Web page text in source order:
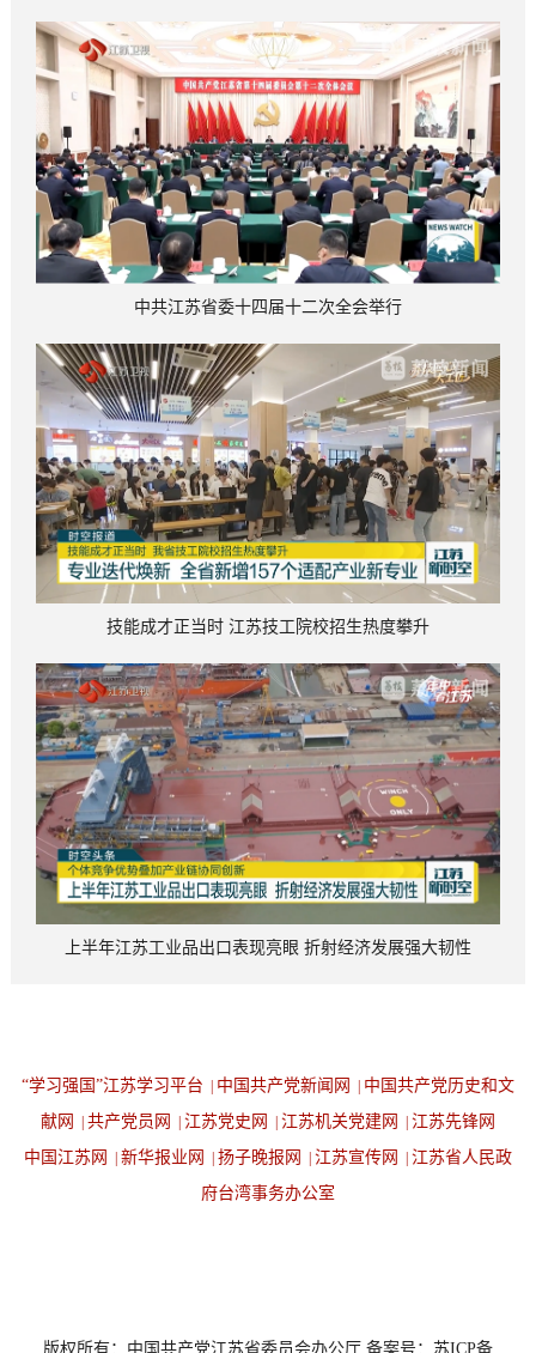
中共江苏省委十四届十二次全会举行
技能成才正当时 江苏技工院校招生热度攀升
上半年江苏工业品出口表现亮眼 折射经济发展强大韧性
“学习强国”江苏学习平台 中国共产党新闻网
中国共产党历史和文
献网
共产党员网 江苏党史网 江苏机关党建网
江苏先锋网
中国江苏网
新华报业网 扬子晚报网 江苏宣传网
江苏省人民政
府台湾事务办公室
版权所有：中国共产党江苏省委员会办公厅 备案号：苏ICP备